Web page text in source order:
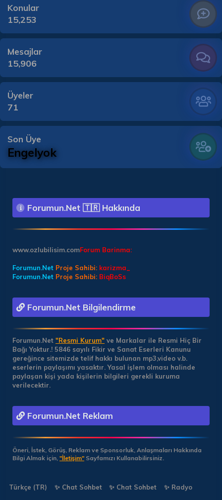
Konular
15,253
Mesajlar
15,906
Üyeler
71
Son Üye
Engelyok
Forumun.Net 🇹🇷 Hakkında
Forum Barinma:
www.ozlubilisim.com
Forumun.Net Proje Sahibi: karizma_
Forumun.Net Proje Sahibi: BiqBoSs
Forumun.Net Bilgilendirme
Forumun.Net "Resmi Kurum" ve Markalar ile Resmi Hiç Bir
Bağı Yoktur.! 5846 sayılı Fikir ve Sanat Eserleri Kanunu
gereğince sitemizde telif hakkı bulunan mp3,video v.b.
eserlerin paylaşımı yasaktır. Yasal işlem olması halinde
paylaşan kişi yada kişilerin bilgileri gerekli kuruma
verilecektir.
Forumun.Net Reklam
Öneri, İstek, Görüş, Reklam ve Sponsorluk, Anlaşmaları Hakkında
Bilgi Almak için, "İletişim" Sayfamızı Kullanabilirsiniz.
Türkçe (TR) ✨ Chat Sohbet ✨ Chat Sohbet ✨ Radyo